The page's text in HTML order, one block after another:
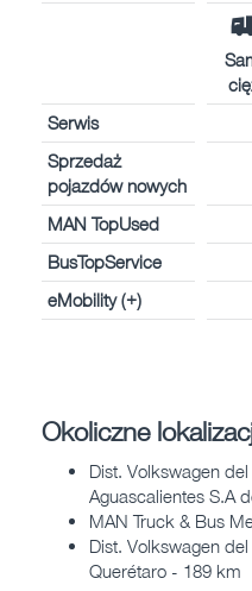
Serwis
Sprzedaż
pojazdów nowych
MAN TopUsed
BusTopService
eMobility (+)
Okoliczne
Dist. Volkswagen
Aguascalientes S.A
MAN Truck & Bus
Dist. Volkswagen
Querétaro - 189 km